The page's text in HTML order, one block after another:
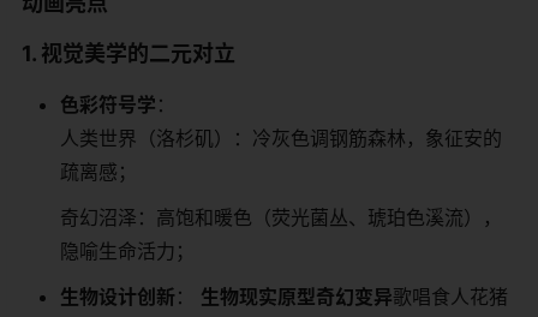
​1. 视觉美学的二元对立​
​色彩符号学​ ​：
人类世界（洛杉矶）：冷灰色调钢筋森林，象征安的
疏离感；
奇幻沼泽：高饱和暖色（荧光菌丛、琥珀色溪流），
隐喻生命活力；
​生物设计创新​ ​： ​ ​生物​​现实原型​​奇幻变异​​歌唱食人花猪